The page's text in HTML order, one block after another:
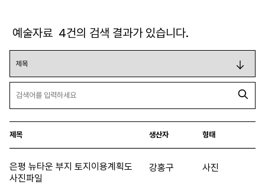
예술자료 4건의 검색 결과가 있습니다.
제목 생산자 형태
은평 뉴타운 부지 토지이용계획도
사진파일
강홍구 사진